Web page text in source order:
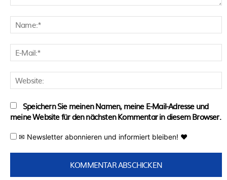
Speichern Sie meinen Namen, meine E-Mail-Adresse und
meine Website für den nächsten Kommentar in diesem Browser.
✉ Newsletter abonnieren und informiert bleiben! ♥